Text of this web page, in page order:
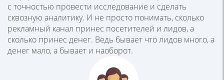
с точностью провести исследование и сделать
сквозную аналитику. И не просто понимать, сколько
рекламный канал принес посетителей и лидов, а
сколько принес денег. Ведь бывает что лидов много, а
денег мало, а бывает и наоборот.